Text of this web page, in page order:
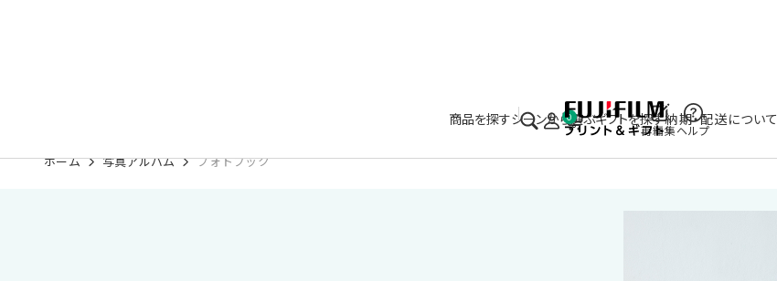
商品を探すシーンから選ぶギフトを探す納期・配送について
0
再編集 ヘルプ
ホーム 写真アルバム フォトブック